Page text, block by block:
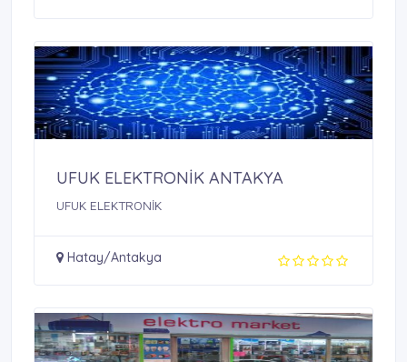
UFUK ELEKTRONİK ANTAKYA
UFUK ELEKTRONİK
Hatay/Antakya